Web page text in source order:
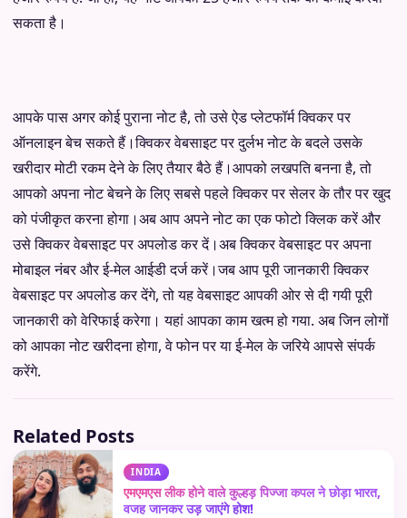
सकता है।
आपके पास अगर कोई पुराना नोट है, तो उसे ऐड प्लेटफॉर्म क्विकर पर
ऑनलाइन बेच सकते हैं।क्विकर वेबसाइट पर दुर्लभ नोट के बदले उसके
खरीदार मोटी रकम देने के लिए तैयार बैठे हैं।आपको लखपति बनना है, तो
आपको अपना नोट बेचने के लिए सबसे पहले क्विकर पर सेलर के तौर पर खुद
को पंजीकृत करना होगा।अब आप अपने नोट का एक फोटो क्लिक करें और
उसे क्विकर वेबसाइट पर अपलोड कर दें।अब क्विकर वेबसाइट पर अपना
मोबाइल नंबर और ई-मेल आईडी दर्ज करें।जब आप पूरी जानकारी क्विकर
वेबसाइट पर अपलोड कर देंगे, तो यह वेबसाइट आपकी ओर से दी गयी पूरी
जानकारी को वेरिफाई करेगा। यहां आपका काम खत्म हो गया. अब जिन लोगों
को आपका नोट खरीदना होगा, वे फोन पर या ई-मेल के जरिये आपसे संपर्क
करेंगे.
Related Posts
INDIA
एमएमएस लीक होने वाले कुल्हड़ पिज्जा कपल ने छोड़ा भारत,
वजह जानकर उड़ जाएंगे होश!